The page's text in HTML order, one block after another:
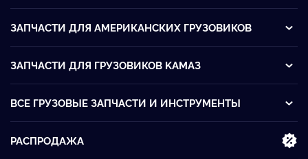
ЗАПЧАСТИ ДЛЯ АМЕРИКАНСКИХ ГРУЗОВИКОВ
ЗАПЧАСТИ ДЛЯ ГРУЗОВИКОВ KАМАЗ
ВСЕ ГРУЗОВЫЕ ЗАПЧАСТИ И ИНСТРУМЕНТЫ
РАСПРОДАЖА